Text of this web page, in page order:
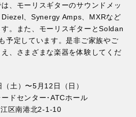
、モーリスギターのサウンドメッ
、Synergy Amps、MXRなど
。また、モーリスギターとSoldan
予定しています。是非ご家族やご
、さまざまな楽器を体験してくだ
土）〜5月12日（日）
ドセンター･ATCホール
区南港北2-1-10